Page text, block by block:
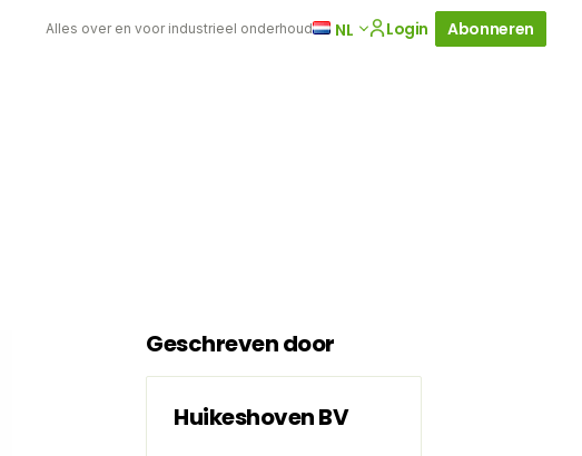
Alles over en voor industrieel onderhoud NL Login Abonneren
Geschreven door
Huikeshoven BV